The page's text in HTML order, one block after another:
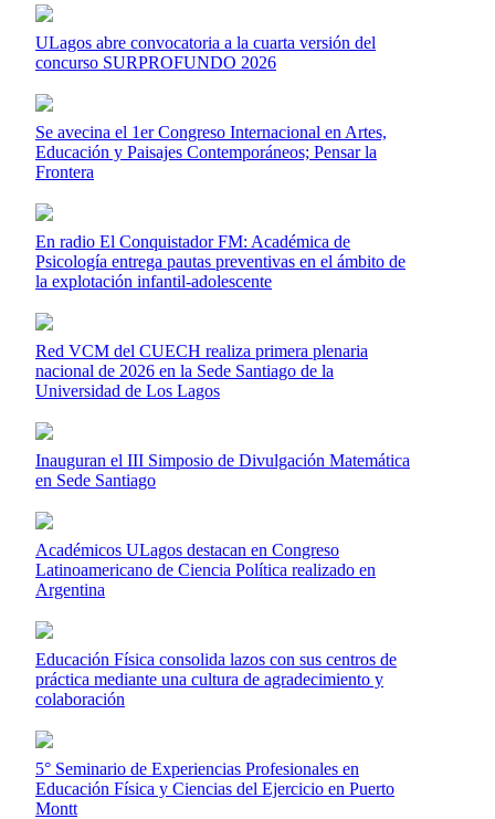
ULagos abre convocatoria a la cuarta versión del
concurso SURPROFUNDO 2026
Se avecina el 1er Congreso Internacional en Artes,
Educación y Paisajes Contemporáneos; Pensar la
Frontera
En radio El Conquistador FM: Académica de
Psicología entrega pautas preventivas en el ámbito de
la explotación infantil-adolescente
Red VCM del CUECH realiza primera plenaria
nacional de 2026 en la Sede Santiago de la
Universidad de Los Lagos
Inauguran el III Simposio de Divulgación Matemática
en Sede Santiago
Académicos ULagos destacan en Congreso
Latinoamericano de Ciencia Política realizado en
Argentina
Educación Física consolida lazos con sus centros de
práctica mediante una cultura de agradecimiento y
colaboración
5° Seminario de Experiencias Profesionales en
Educación Física y Ciencias del Ejercicio en Puerto
Montt